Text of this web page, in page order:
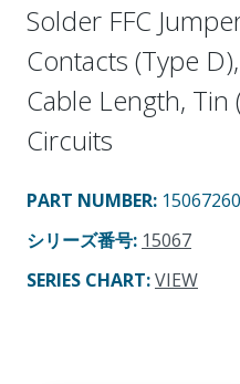
Solder FFC
Contacts (Type
Cable Length, Tin
Circuits
PART NUMBER:
シリーズ番号: 15067
SERIES CHART:VIEW